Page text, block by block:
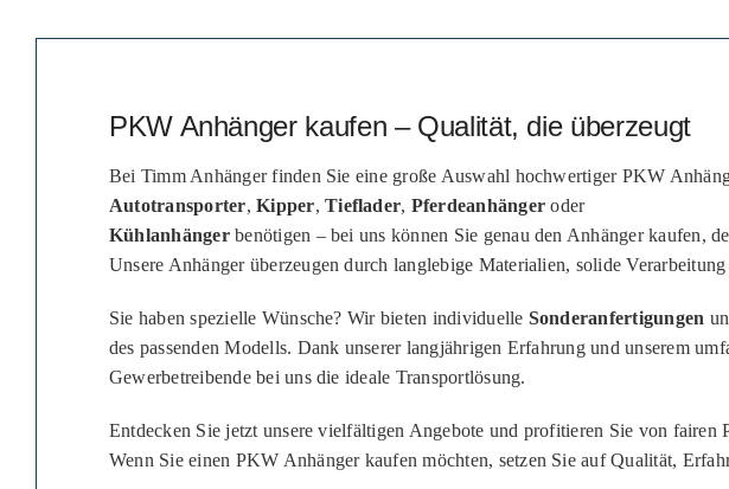
PKW Anhänger kaufen – Qualität, die überzeugt
Bei Timm Anhänger finden Sie eine große Auswahl hochwertiger PKW
Autotransporter,Kipper,Tieflader, Pferdeanhänger oder
Kühlanhängerbenötigen – bei uns können Sie genau den Anhänger kaufen,
Unsere Anhänger überzeugen durch langlebige Materialien, solide
Sie haben spezielle Wünsche? Wir bieten individuelle Sonderanfertigungen
des passenden Modells. Dank unserer langjährigen Erfahrung und unserem
Gewerbetreibende bei uns die ideale Transportlösung.
Entdecken Sie jetzt unsere vielfältigen Angebote und profitieren Sie von fairen
Wenn Sie einen PKW Anhänger kaufen möchten, setzen Sie auf Qualität,